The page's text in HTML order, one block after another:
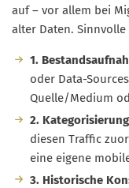
auf – vor allem bei
alter Daten.
1.
oder Data-
Quelle/Medium
2. Kategorisierung
diesen Traffic
eine eigene
3. Historische